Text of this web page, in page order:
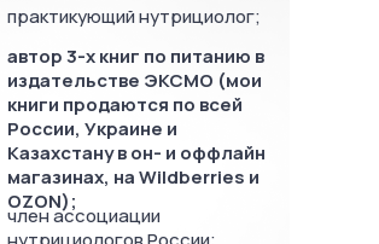
практикующий нутрициолог;
автор 3-х книг по питанию в
издательстве ЭКСМО (мои
книги продаются по всей
России, Украине и
Казахстану в он- и оффлайн
магазинах, на Wildberries и
OZON);
член ассоциации